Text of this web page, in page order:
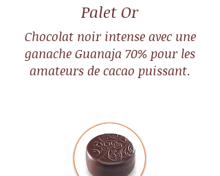
Chocoladedoos 250g
Prijs
€ 24,00
incl.BTW
Chocoladedoos luxe doos
250g
Prijs
€ 30,00
Chocoladedoos 500g
Prijs
€ 42,00
incl.BTW
Minidoosje met 4 chocolade
snoepjes
Prijs
€ 7,00
Palet Or
Chocolat noir intense avec une
ganache Guanaja 70% pour les
amateurs de cacao puissant.